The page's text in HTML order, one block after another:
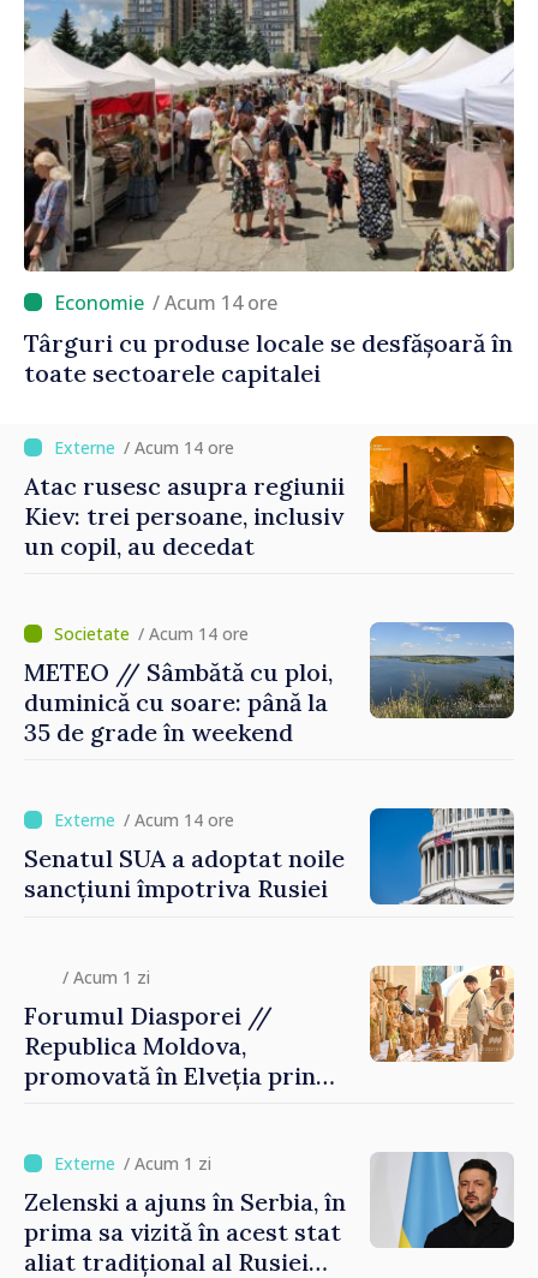
/ Acum 14 ore
Târguri cu produse locale se desfășoară în
toate sectoarele capitalei
/ Acum 14 ore
Atac rusesc asupra regiunii
Kiev: trei persoane, inclusiv
un copil, au decedat
/ Acum 14 ore
METEO // Sâmbătă cu ploi,
duminică cu soare: până la
35 de grade în weekend
/ Acum 14 ore
Senatul SUA a adoptat noile
sancțiuni împotriva Rusiei
/ Acum 1 zi
Forumul Diasporei //
Republica Moldova,
promovată în Elveția prin
/ Acum 1 zi
Zelenski a ajuns în Serbia, în
prima sa vizită în acest stat
aliat tradițional al Rusiei